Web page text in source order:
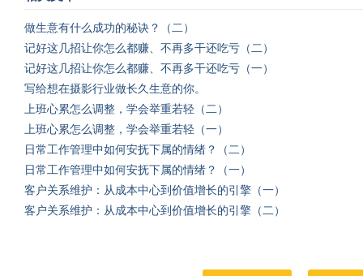
做生意有什么成功的秘诀？（二）
记好这几招让你怎么都赚、不再多干还吃亏（二）
记好这几招让你怎么都赚、不再多干还吃亏（一）
写给想在摄影行业做长久生意的你。
上班心累怎么调整，学会举重若轻（二）
上班心累怎么调整，学会举重若轻（一）
日常工作管理中如何安抚下属的情绪？（二）
日常工作管理中如何安抚下属的情绪？（一）
客户关系维护：从成本中心到价值增长的引擎（一）
客户关系维护：从成本中心到价值增长的引擎（二）